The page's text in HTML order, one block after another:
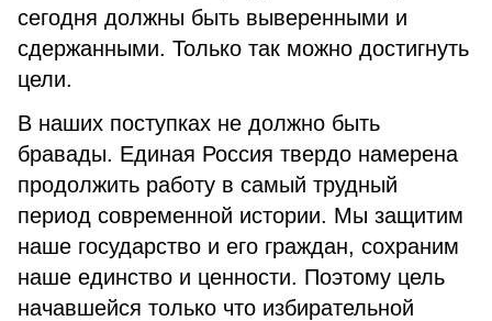
сегодня должны быть выверенными и
сдержанными. Только так можно достигнуть
цели.
В наших поступках не должно быть
бравады. Единая Россия твердо намерена
продолжить работу в самый трудный
период современной истории. Мы защитим
наше государство и его граждан, сохраним
наше единство и ценности. Поэтому цель
начавшейся только что избирательной